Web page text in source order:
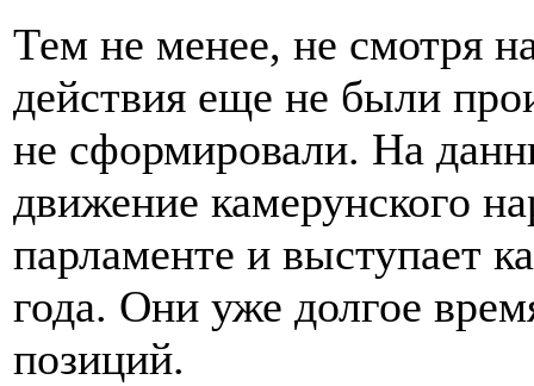
Тем не менее, не смотря
действия еще не были
не сформировали. На
движение камерунского
парламенте и выступает
года. Они уже долгое
позиций.